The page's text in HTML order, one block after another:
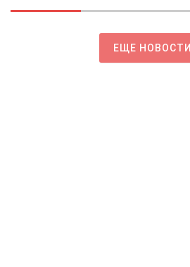
ЕЩЕ НОВОСТИ